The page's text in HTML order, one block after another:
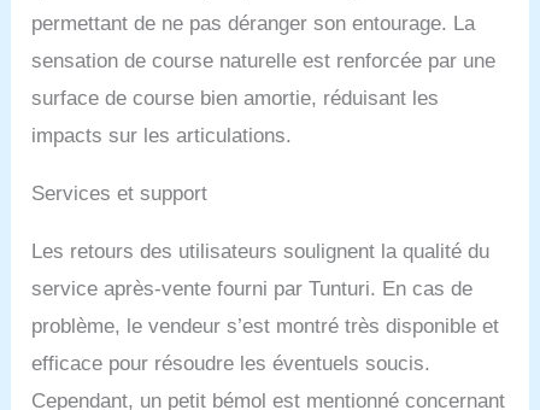
permettant de ne pas déranger son entourage. La
sensation de course naturelle est renforcée par une
surface de course bien amortie, réduisant les
impacts sur les articulations.
Services et support
Les retours des utilisateurs soulignent la qualité du
service après-vente fourni par Tunturi. En cas de
problème, le vendeur s’est montré très disponible et
efficace pour résoudre les éventuels soucis.
Cependant, un petit bémol est mentionné concernant